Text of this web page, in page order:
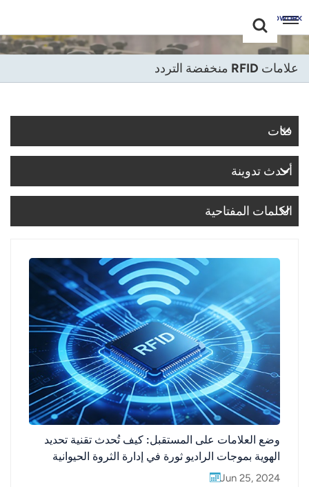
+86 -18681515767
English
Français
Deutsch
Italiano
Português
Nederland
عربي
日语
한국어
Türk
Ελληνικά
علامات RFID منخفضة التردد
فئات
أحدث تدوينة
الكلمات المفتاحية
وضع العلامات على المستقبل: كيف تُحدث تقنية تحديد
الهوية بموجات الراديو ثورة في إدارة الثروة الحيوانية
Jun 25, 2024